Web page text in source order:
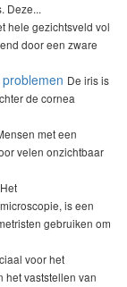
Deze...
hele gezichtsveld vol
door een zware
De iris is
de cornea
met een
velen onzichtbaar
Het
is een
gebruiken om
voor het
het vaststellen van